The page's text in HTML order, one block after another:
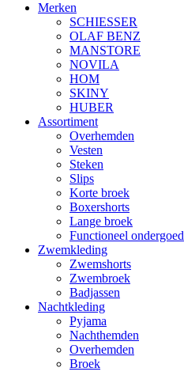
Merken
SCHIESSER
OLAF BENZ
MANSTORE
NOVILA
HOM
SKINY
HUBER
Assortiment
Overhemden
Vesten
Steken
Slips
Korte broek
Boxershorts
Lange broek
Functioneel ondergoed
Zwemkleding
Zwemshorts
Zwembroek
Badjassen
Nachtkleding
Pyjama
Nachthemden
Overhemden
Broek